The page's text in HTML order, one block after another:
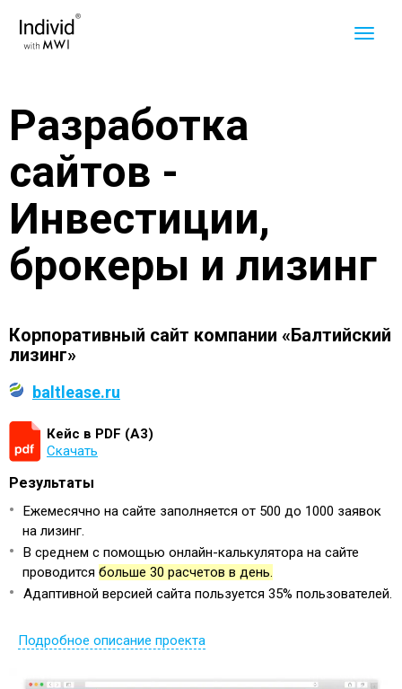
Разработка
сайтов -
Инвестиции,
брокеры и лизинг
Корпоративный сайт компании «Балтийский
лизинг»
baltlease.ru
Кейс в PDF (А3)
Скачать
Результаты
Ежемесячно на сайте заполняется от 500 до 1000 заявок
на лизинг.
В среднем с помощью онлайн-калькулятора на сайте
проводится больше 30 расчетов в день.
Адаптивной версией сайта пользуется 35% пользователей.
Подробное описание проекта